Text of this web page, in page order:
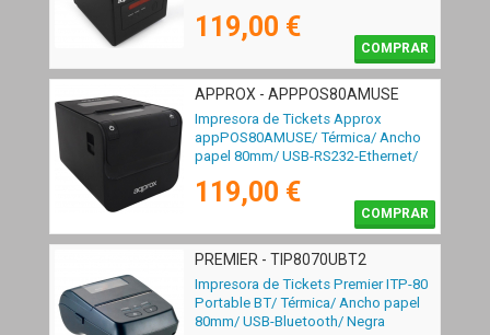
RS232-RJ11/ Negra
119,00 €
COMPRAR
APPROX - APPPOS80AMUSE
Impresora de Tickets Approx
appPOS80AMUSE/ Térmica/ Ancho
papel 80mm/ USB-RS232-Ethernet/
119,00 €
COMPRAR
PREMIER - TIP8070UBT2
Impresora de Tickets Premier ITP-80
Portable BT/ Térmica/ Ancho papel
80mm/ USB-Bluetooth/ Negra